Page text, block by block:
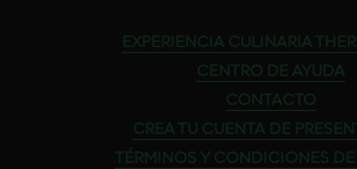
EXPERIENCIA CULINARIA
CENTRO DE AYUDA
CONTACTO
CREA TU CUENTA DE
TÉRMINOS Y CONDICIONES